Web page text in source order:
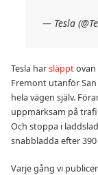
— Tesla
Tesla harsläpptovan
Fremont utanför San
hela vägen själv.
uppmärksam på
Och stoppa i
snabbladda efter
Varje gång vi